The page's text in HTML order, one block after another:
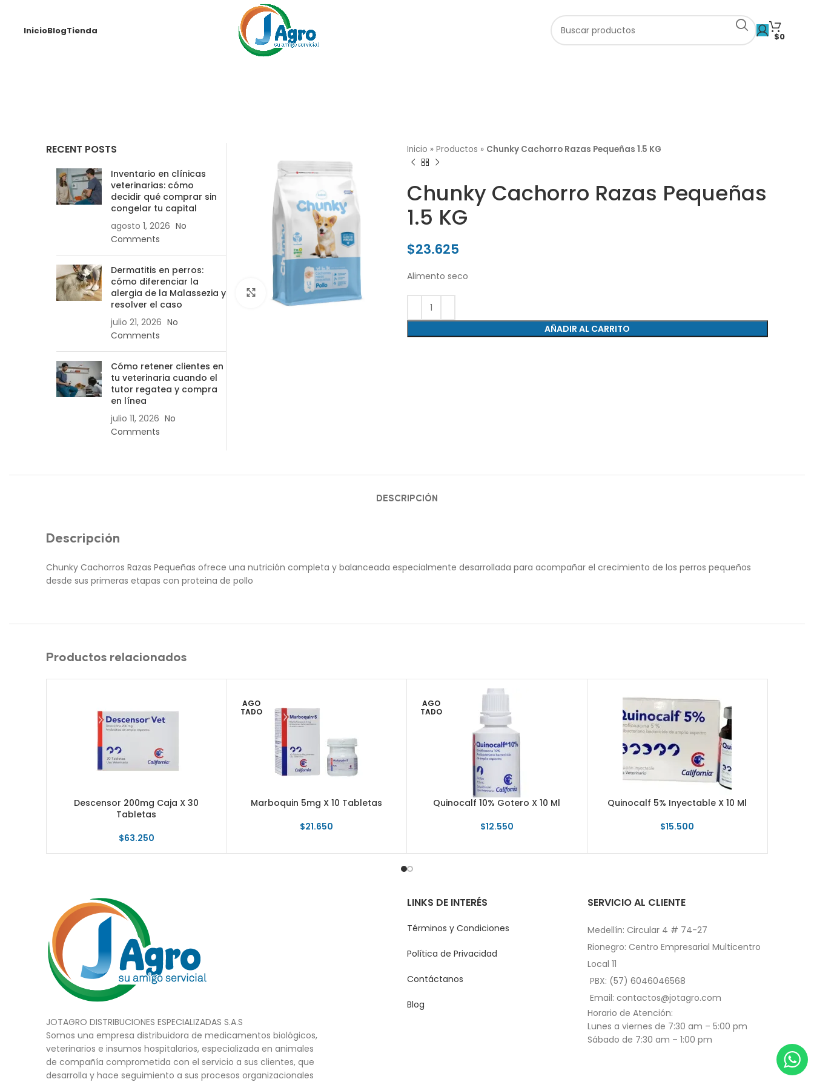
InicioBlogTienda
$0
Click para agrandar
Inicio » Productos » Chunky Cachorro Razas Pequeñas 1.5 KG
Chunky Cachorro Razas Pequeñas
1.5 KG
$23.625
Alimento seco
AÑADIR AL CARRITO
RECENT POSTS
Inventario en clínicas
veterinarias: cómo
decidir qué comprar sin
congelar tu capital
agosto 1, 2026 No
Comments
Dermatitis en perros:
cómo diferenciar la
alergia de la Malassezia y
resolver el caso
julio 21, 2026 No
Comments
Cómo retener clientes en
tu veterinaria cuando el
tutor regatea y compra
en línea
julio 11, 2026 No
Comments
DESCRIPCIÓN
Descripción
Chunky Cachorros Razas Pequeñas ofrece una nutrición completa y balanceada especialmente desarrollada para acompañar el crecimiento de los perros pequeños
desde sus primeras etapas con proteina de pollo
Productos relacionados
Descensor 200mg Caja X 30
Tabletas
$63.250
AGO
TADO
Marboquin 5mg X 10 Tabletas
$21.650
AGO
TADO
Quinocalf 10% Gotero X 10 Ml
$12.550
Quinocalf 5% Inyectable X 10 Ml
$15.500
JOTAGRO DISTRIBUCIONES ESPECIALIZADAS S.A.S
Somos una empresa distribuidora de medicamentos biológicos,
veterinarios e insumos hospitalarios, especializada en animales
de compañía comprometida con el servicio a sus clientes, que
desarrolla y hace seguimiento a sus procesos organizacionales
LINKS DE INTERÉS
Términos y Condiciones
Política de Privacidad
Contáctanos
Blog
SERVICIO AL CLIENTE
Medellín: Circular 4 # 74-27
Rionegro: Centro Empresarial Multicentro
Local 11
PBX: (57) 6046046568
Email: contactos@jotagro.com
Horario de Atención:
Lunes a viernes de 7:30 am – 5:00 pm
Sábado de 7:30 am – 1:00 pm